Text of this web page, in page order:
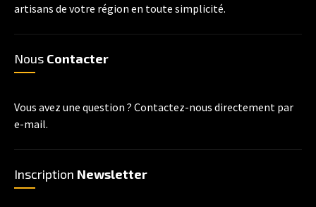
artisans de votre région en toute simplicité.
Nous Contacter
Vous avez une question ? Contactez-nous directement par
e-mail.
Inscription Newsletter